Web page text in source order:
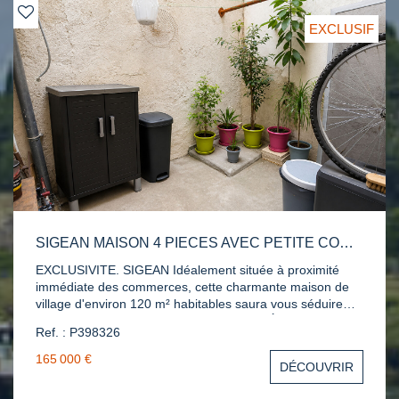
EXCLUSIF
SIGEAN MAISON 4 PIECES AVEC PETITE COUR.
EXCLUSIVITE. SIGEAN Idéalement située à proximité
immédiate des commerces, cette charmante maison de
village d'environ 120 m² habitables saura vous séduire
étages, elle se compose d'une belle pièce à vivre avec
cuisine équipée ouverte, parfaite pour des moments
conviviaux. Vous découvrirez également 4 chambres,
dont 2 suites avec salle d'eau privative, un cellier, un
Ref. : P398326
165 000 €
DÉCOUVRIR